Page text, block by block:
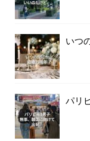
いつ
パリ